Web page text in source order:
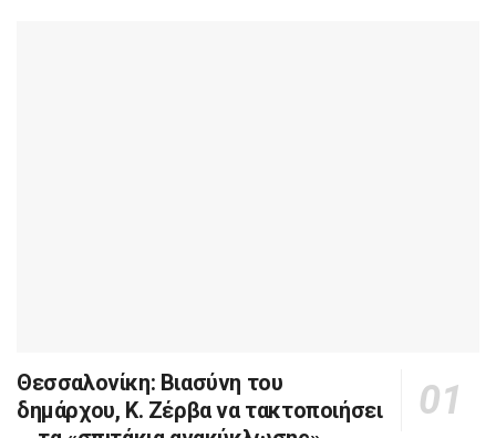
Θεσσαλονίκη: Βιασύνη του
δημάρχου, Κ. Ζέρβα να τακτοποιήσει